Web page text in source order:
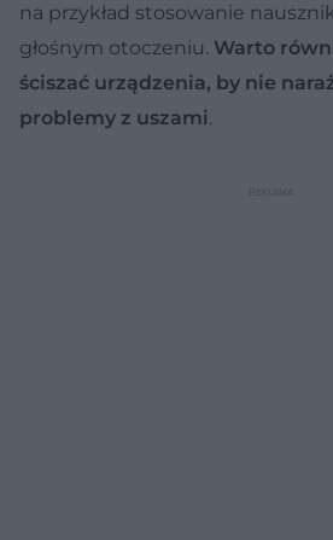
na przykład stosowanie
głośnym otoczeniu. Warto
ściszać urządzenia, by nie
problemy z uszami.